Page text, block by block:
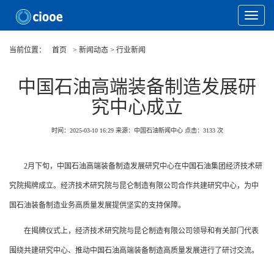
Toggle
当前位置：
首页 > 新闻动态 > 行业新闻
中国石油高端装备制造发展研
究中心成立
时间：2025-03-10 16:29 来源：中国石油新闻中心 点击： 3133 次
2月下旬，中国石油高端装备制造发展研究中心在中国石油集团经济技术研
究院揭牌成立。经济技术研究院与昆仑制造有限公司合作共建研究中心，为中
国石油装备制造业务高质量发展提供坚实的支持保障。
在揭牌仪式上，经济技术研究院与昆仑制造有限公司领导和有关部门代表
围绕共建研究中心、推动中国石油高端装备制造高质量发展进行了研讨交流。